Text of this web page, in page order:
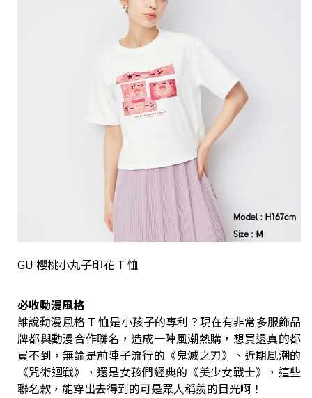
GU 櫻桃小丸子印花 T 恤
必收動漫風格
誰說動漫風格 T 恤是小孩子的專利？現在有非常多服飾品
牌都與動漫合作聯名，造成一陣風潮熱購，想買還真的都
買不到，無論是前陣子流行的《鬼滅之刃》、近期風潮的
《咒術迴戰》，還是女孩們經典的《美少女戰士》，這些
聯名款，能穿出去得到的可是眾人稱羨的目光啊！